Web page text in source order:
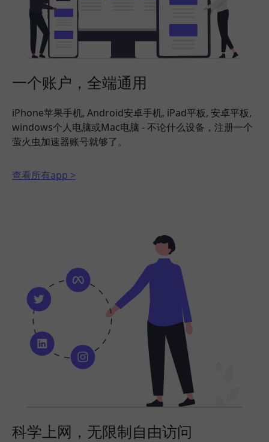
一个账户，全端通用
iPhone苹果手机, Android安卓手机, iPad平板, 安卓平板,
windows个人电脑或Mac电脑 - 不论什么设备，注册一个
萤火虫加速器账号就够了。
查看所有app >
科学上网，无限制自由访问